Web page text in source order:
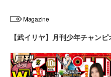
Magazine
【武イリヤ】月刊少年チャン